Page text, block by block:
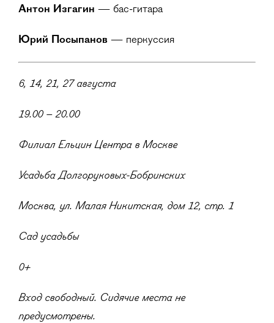
Антон Изгагин — бас-гитара
Юрий Посыпанов — перкуссия
6, 14, 21, 27 августа
19.00 – 20.00
Филиал Ельцин Центра в Москве
Усадьба Долгоруковых-Бобринских
Москва, ул. Малая Никитская, дом 12, стр. 1
Сад усадьбы
0+
Вход свободный. Сидячие места не
предусмотрены.